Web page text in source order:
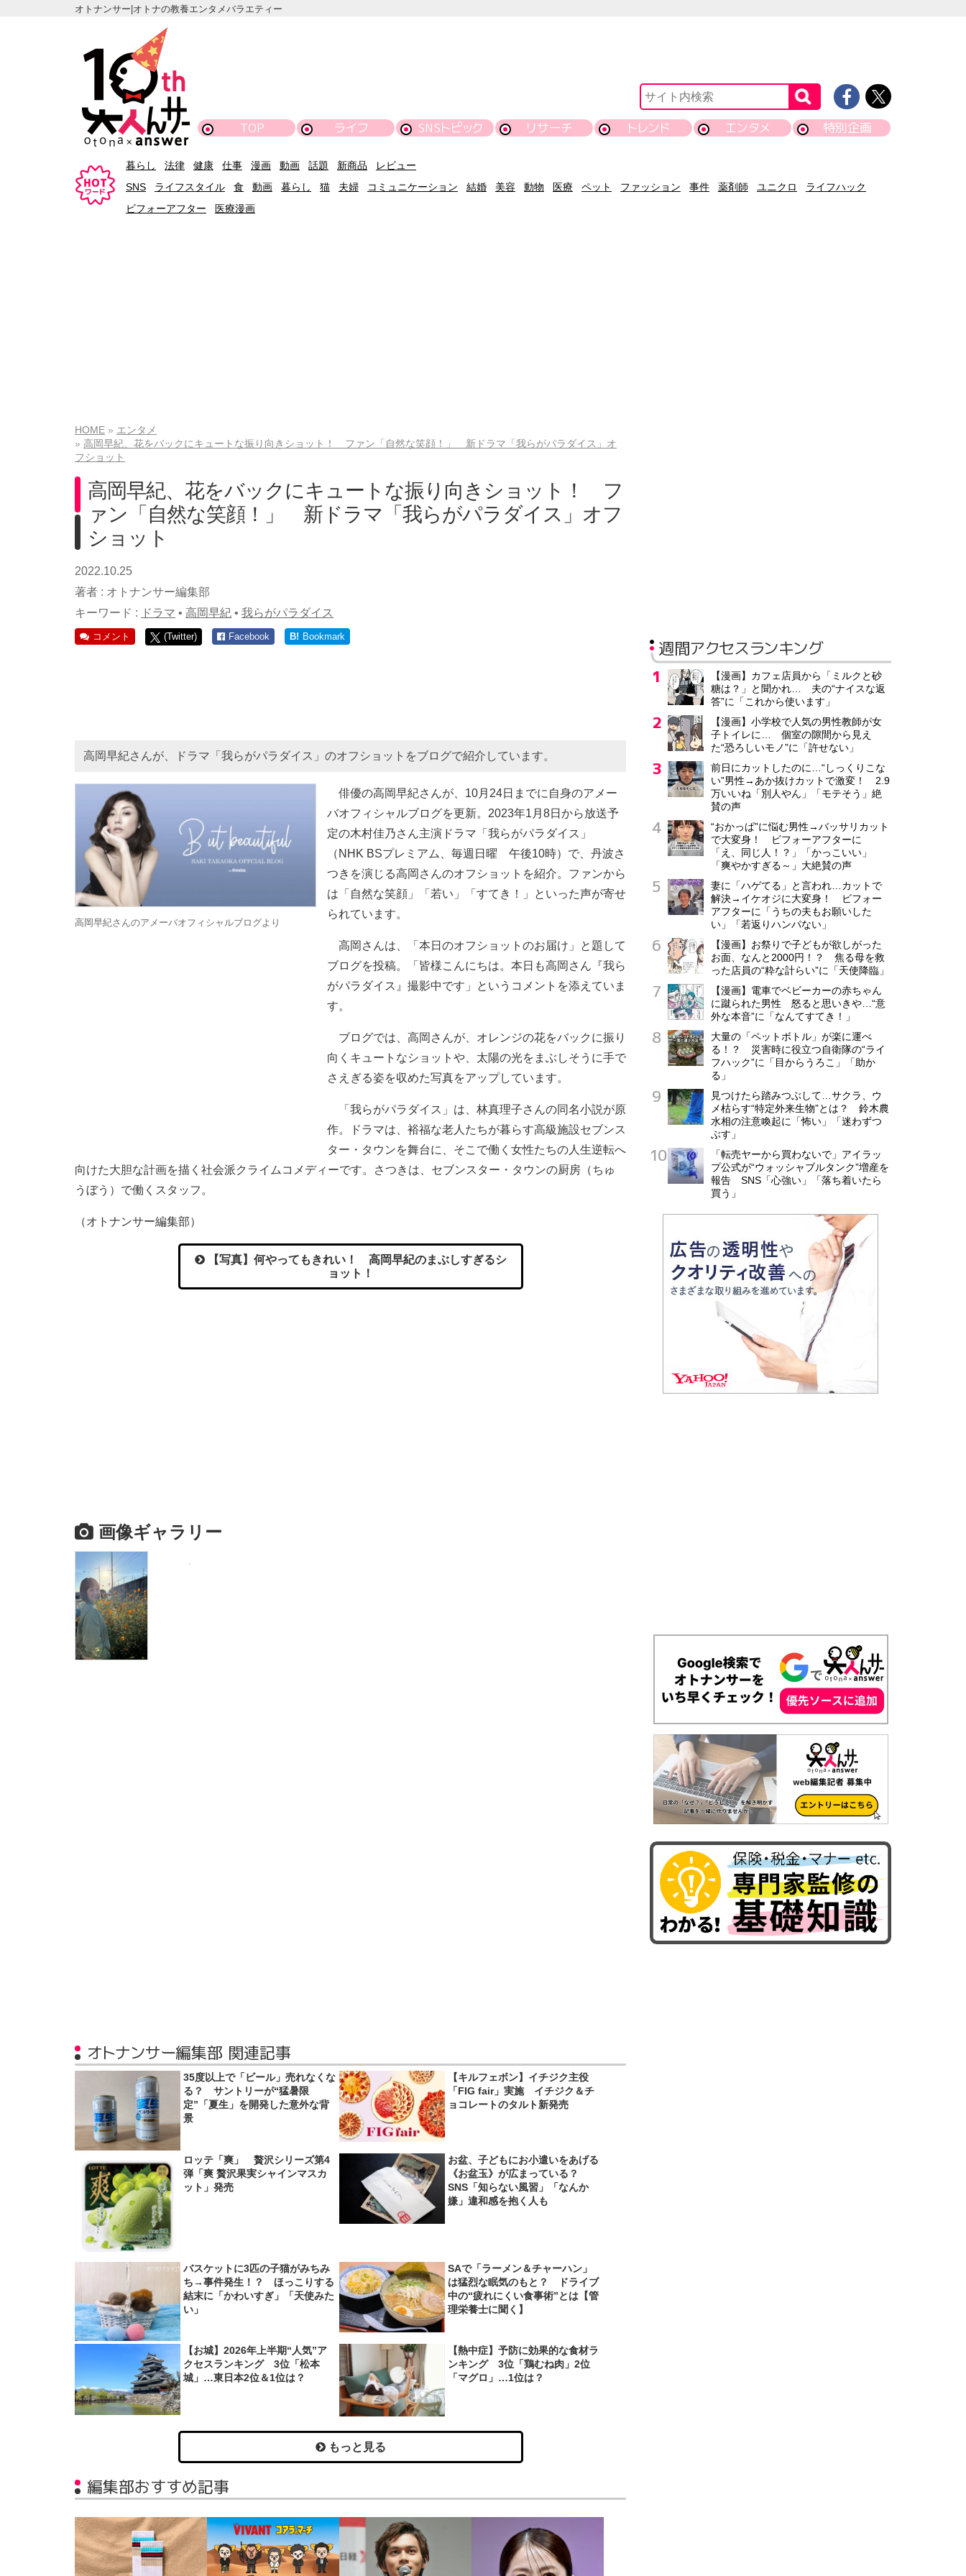
オトナンサー|オトナの教養エンタメバラエティー
TOP ライフ SNSトピック リサーチ トレンド エンタメ 特別企画
暮らし 法律 健康 仕事 漫画 動画 話題 新商品
レビュー
SNS
ライフスタイル 食 動画 暮らし 猫 夫婦 コミュニケーション 結婚 美容 動物 医療 ペット ファッション 事件 薬剤師 ユニクロ
ライフハック
ビフォーアフター
医療漫画
HOME
エンタメ
高岡早紀、花をバックにキュートな振り向きショット！ ファン「自然な笑顔！」 新ドラマ「我らがパラダイス」オ
フショット
高岡早紀、花をバックにキュートな振り向きショット！ フ
ァン「自然な笑顔！」 新ドラマ「我らがパラダイス」オフ
ショット
2022.10.25
著者 : オトナンサー編集部
キーワード :
ドラマ • 高岡早紀 • 我らがパラダイス
コメント (Twitter) Facebook B! Bookmark
高岡早紀さんが、ドラマ「我らがパラダイス」のオフショットをブログで紹介しています。
高岡早紀さんのアメーバオフィシャルブログより
俳優の高岡早紀さんが、10月24日までに自身のアメー
バオフィシャルブログを更新。2023年1月8日から放送予
定の木村佳乃さん主演ドラマ「我らがパラダイス」
（NHK BSプレミアム、毎週日曜 午後10時）で、丹波さ
つきを演じる高岡さんのオフショットを紹介。ファンから
は「自然な笑顔」「若い」「すてき！」といった声が寄せ
られています。
高岡さんは、「本日のオフショットのお届け」と題して
ブログを投稿。「皆様こんにちは。本日も高岡さん『我ら
がパラダイス』撮影中です」というコメントを添えていま
す。
ブログでは、高岡さんが、オレンジの花をバックに振り
向くキュートなショットや、太陽の光をまぶしそうに手で
さえぎる姿を収めた写真をアップしています。
「我らがパラダイス」は、林真理子さんの同名小説が原
作。ドラマは、裕福な老人たちが暮らす高級施設セブンス
ター・タウンを舞台に、そこで働く女性たちの人生逆転へ
向けた大胆な計画を描く社会派クライムコメディーです。さつきは、セブンスター・タウンの厨房（ちゅ
うぼう）で働くスタッフ。
（オトナンサー編集部）
【写真】何やってもきれい！ 高岡早紀のまぶしすぎるシ
ョット！
画像ギャラリー
オトナンサー編集部 関連記事
35度以上で「ビール」売れなくな
る？ サントリーが“猛暑限
定”「夏生」を開発した意外な背
景
【キルフェボン】イチジク主役
「FIG fair」実施 イチジク＆チ
ョコレートのタルト新発売
ロッテ「爽」 贅沢シリーズ第4
弾「爽 贅沢果実シャインマスカ
ット」発売
お盆、子どもにお小遣いをあげる
《お盆玉》が広まっている？
SNS「知らない風習」「なんか
嫌」違和感を抱く人も
バスケットに3匹の子猫がみちみ
ち→事件発生！？ ほっこりする
結末に「かわいすぎ」「天使みた
い」
SAで「ラーメン＆チャーハン」
は猛烈な眠気のもと？ ドライブ
中の“疲れにくい食事術”とは【管
理栄養士に聞く】
【お城】2026年上半期“人気”ア
クセスランキング 3位「松本
城」…東日本2位＆1位は？
【熱中症】予防に効果的な食材ラ
ンキング 3位「鶏むね肉」2位
「マグロ」…1位は？
もっと見る
編集部おすすめ記事
週間アクセスランキング
【漫画】カフェ店員から「ミルクと砂
糖は？」と聞かれ… 夫の“ナイスな返
答”に「これから使います」
【漫画】小学校で人気の男性教師が女
子トイレに… 個室の隙間から見え
た“恐ろしいモノ”に「許せない」
前日にカットしたのに…“しっくりこな
い”男性→あか抜けカットで激変！ 2.9
万いいね「別人やん」「モテそう」絶
賛の声
“おかっぱ”に悩む男性→バッサリカット
で大変身！ ビフォーアフターに
「え、同じ人！？」「かっこいい」
「爽やかすぎる～」大絶賛の声
妻に「ハゲてる」と言われ…カットで
解決→イケオジに大変身！ ビフォー
アフターに「うちの夫もお願いした
い」「若返りハンパない」
【漫画】お祭りで子どもが欲しがった
お面、なんと2000円！？ 焦る母を救
った店員の“粋な計らい”に「天使降臨」
【漫画】電車でベビーカーの赤ちゃん
に蹴られた男性 怒ると思いきや…“意
外な本音”に「なんてすてき！」
大量の「ペットボトル」が楽に運べ
る！？ 災害時に役立つ自衛隊の“ライ
フハック”に「目からうろこ」「助か
る」
見つけたら踏みつぶして…サクラ、ウ
メ枯らす“特定外来生物”とは？ 鈴木農
水相の注意喚起に「怖い」「迷わずつ
ぶす」
「転売ヤーから買わないで」アイラッ
プ公式が“ウォッシャブルタンク”増産を
報告 SNS「心強い」「落ち着いたら
買う」